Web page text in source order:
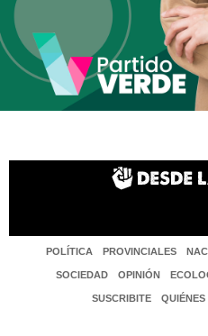
POLÍTICA PROVINCIALES
SOCIEDAD OPINIÓN
SUSCRIBITE QUIÉNES